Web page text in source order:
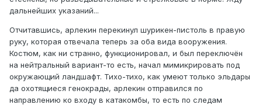
дальнейших указаний...
Отчитавшись, арлекин перекинул шурикен-пистоль в правую
руку, которая отвечала теперь за оба вида вооружения.
Костюм, как ни странно, функционировал, и был переключён
на нейтральный вариант-то есть, начал мимикрировать под
окружающий ландшафт. Тихо-тихо, как умеют только эльдары
да охотящиеся генокрады, арлекин отправился по
направлению ко входу в катакомбы, то есть по следам